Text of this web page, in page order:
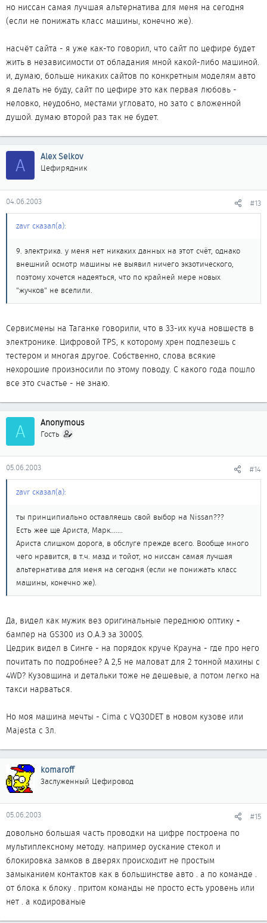
но ниссан самая лучшая альтернатива для меня на сегодня
(если не понижать класс машины, конечно же).
насчёт сайта - я уже как-то говорил, что сайт по цефире будет
жить в независимости от обладания мной какой-либо машиной.
и, думаю, больше никаких сайтов по конкретным моделям авто
я делать не буду, сайт по цефире это как первая любовь -
неловко, неудобно, местами угловато, но зато с вложенной
душой. думаю второй раз так не будет.
A Alex Selkov
Цефирядник
04.06.2003 #13
zavr сказал(а):
9. электрика. у меня нет никаких данных на этот счёт, однако
внешний осмотр машины не выявил ничего экзотического,
поэтому хочется надеяться, что по крайней мере новых
"жучков" не вселили.
Сервисмены на Таганке говорили, что в 33-их куча новшеств в
электронике. Цифровой TPS, к которому хрен подлезешь с
тестером и многая другое. Собственно, слова всякие
нехорошие произносили по этому поводу. С какого года пошло
все это счастье - не знаю.
A Anonymous
Гость
05.06.2003 #14
zavr сказал(а):
ты принципиально оставляешь свой выбор на Nissan???
Есть жее ще Ариста, Марк.......
Ариста слишком дорога, в обслуге прежде всего. Вообще много
чего нравится, в т.ч. мазд и тойот, но ниссан самая лучшая
альтернатива для меня на сегодня (если не понижать класс
машины, конечно же).
Да, видел как мужик вез оригинальные переднюю оптику +
бампер на GS300 из О.А.Э за 3000$.
Цедрик видел в Синге - на порядок круче Крауна - где про него
почитать по подробнее? А 2,5 не маловат для 2 тонной махины с
4WD? Кузовщина и детальки тоже не дешевые, а потом легко на
такси нарваться.
Но моя машина мечты - Cima с VQ30DET в новом кузове или
Majesta c 3л.
komaroff
Заслуженный Цефировод
05.06.2003 #15
довольно большая часть проводки на цифре построена по
мультиплексному методу. например оускание стекол и
блокировка замков в дверях происходит не простым
замыканием контактов как в большинстве авто . а по команде .
от блока к блоку . притом команды не просто есть уровень или
нет . а кодированые